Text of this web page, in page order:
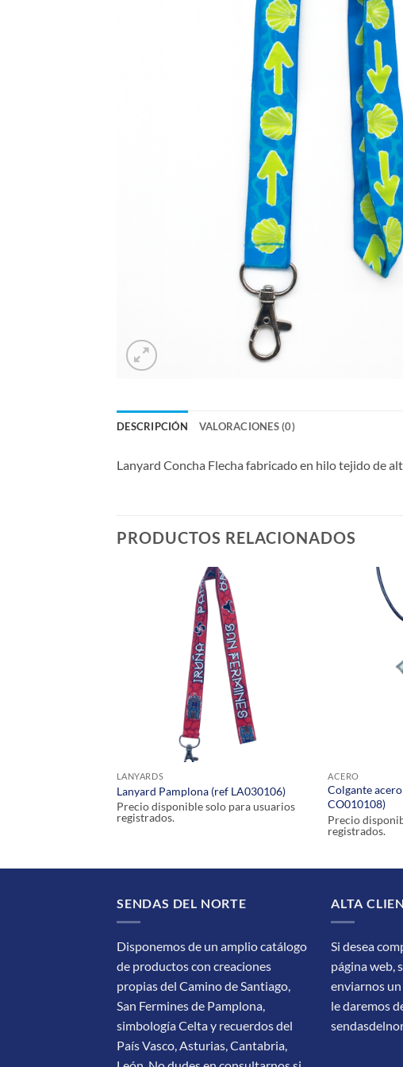
DESCRIPCIÓN VALORACIONES (0)
Lanyard Concha Flecha fabricado en hilo tejido de
PRODUCTOS RELACIONADOS
LANYARDS
Lanyard Pamplona (ref LA030106)
Precio disponible solo para usuarios
registrados.
ACERO
Colgante
CO010108)
Precio
registrados.
SENDAS DEL NORTE
Disponemos de un amplio catálogo
de productos con creaciones
propias del Camino de Santiago,
San Fermines de Pamplona,
simbología Celta y recuerdos del
País Vasco, Asturias, Cantabria,
ALTA
Si desea
página web,
enviarnos
le daremos